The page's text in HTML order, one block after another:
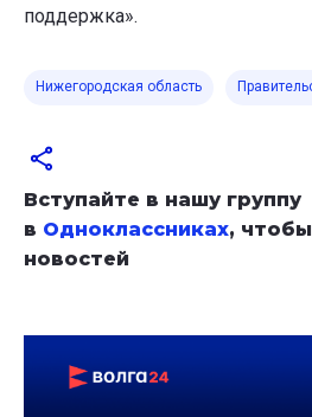
поддержка».
Нижегородская область
Вступайте в нашу группу
в Одноклассниках,
новостей